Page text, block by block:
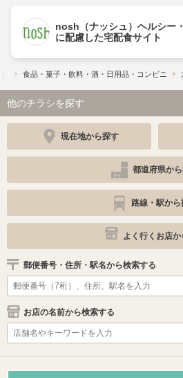
nosh（ナッシュ）ヘルシー
に配慮した宅配食サイト
食品・菓子・飲料・酒・日用品・コンビニ
他のチラシを探す
現在地から探す
都道府県か
路線・駅から
よく行くお店か
郵便番号・住所・駅名から検索する
お店の名前から検索する